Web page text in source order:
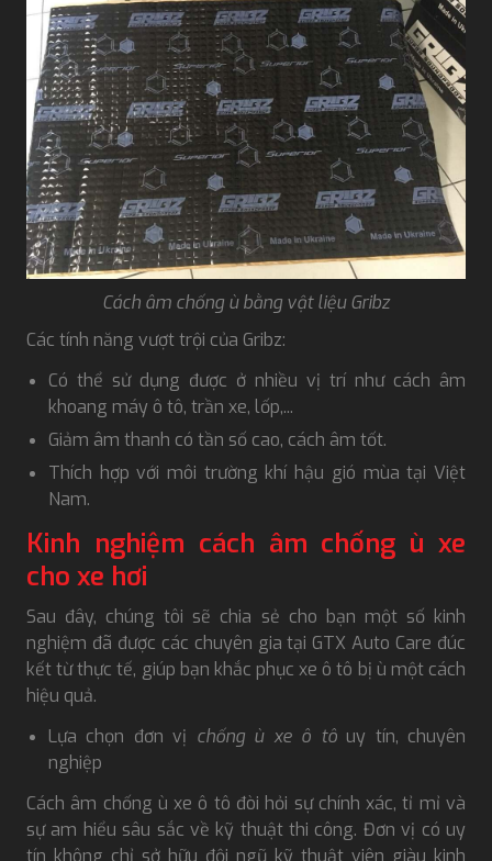
Cách âm chống ù bằng vật liệu Gribz
Các tính năng vượt trội của Gribz:
Có thể sử dụng được ở nhiều vị trí như cách âm
khoang máy ô tô, trần xe, lốp,...
Giảm âm thanh có tần số cao, cách âm tốt.
Thích hợp với môi trường khí hậu gió mùa tại Việt
Nam.
Kinh nghiệm cách âm chống ù xe
cho xe hơi
Sau đây, chúng tôi sẽ chia sẻ cho bạn một số kinh
nghiệm đã được các chuyên gia tại GTX Auto Care đúc
kết từ thực tế, giúp bạn khắc phục xe ô tô bị ù một cách
hiệu quả.
Lựa chọn đơn vị chống ù xe ô tôuy tín, chuyên
nghiệp
Cách âm chống ù xe ô tô đòi hỏi sự chính xác, tỉ mỉ và
sự am hiểu sâu sắc về kỹ thuật thi công. Đơn vị có uy
tín không chỉ sở hữu đội ngũ kỹ thuật viên giàu kinh